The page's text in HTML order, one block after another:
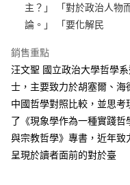
每筆NT$60，滿NT$499(
宅配
每筆NT$100，滿NT$499(
主？」 「對於政治人物
論。」 「要化解民
銷售重點
汪文聖 國立政治大學哲學
士，主要致力於胡塞爾、
中國哲學對照比較，並思
了《現象學作為一種實踐
與宗教哲學》專書，近年
呈現於讀者面前的對於臺